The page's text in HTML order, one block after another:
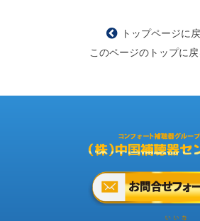
トップページに
このページのトップに戻